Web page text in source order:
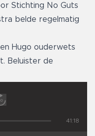
Stichting No Guts
belde regelmatig
Hugo ouderwets
Beluister de
41:18